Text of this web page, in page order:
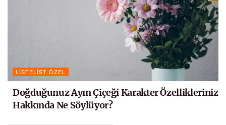
LISTELIST ÖZEL
Doğduğunuz Ayın Çiçeği Karakter Özellikleriniz
Hakkında Ne Söylüyor?